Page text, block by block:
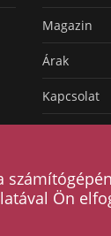
Magazin
Árak
Kapcsolat
Tanfolyam
Ön